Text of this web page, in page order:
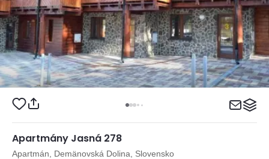
Apartmány Jasná 278
Apartmán, Demänovská Dolina, Slovensko